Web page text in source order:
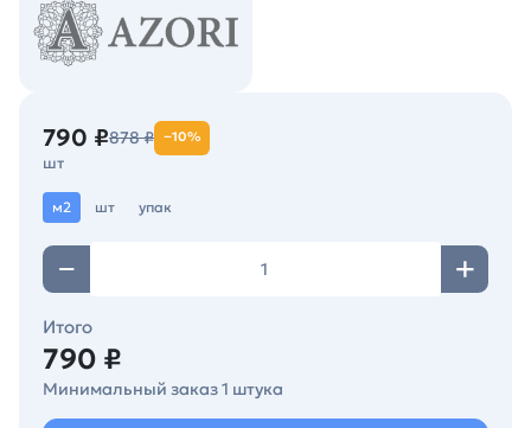
790 ₽878 ₽
шт
−10%
м2 шт упак
Итого
790 ₽
Минимальный заказ 1 штука